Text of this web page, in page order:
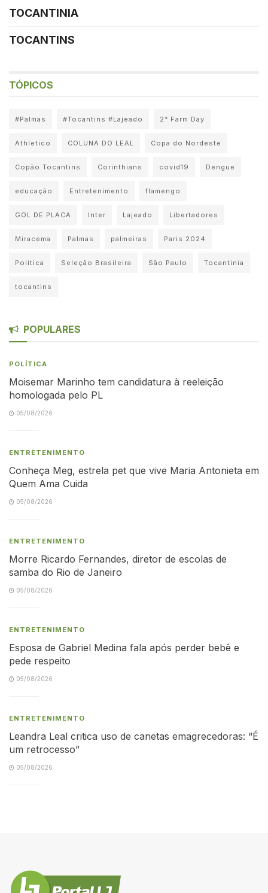
TOCANTINIA
TOCANTINS
TÓPICOS
#Palmas #Tocantins #Lajeado 2° Farm Day
Athletico COLUNA DO LEAL Copa do Nordeste
Copão Tocantins Corinthians covid19 Dengue
educação Entretenimento flamengo
GOL DE PLACA Inter Lajeado Libertadores
Miracema Palmas palmeiras Paris 2024
Política Seleção Brasileira São Paulo Tocantinia
tocantins
POPULARES
POLÍTICA
Moisemar Marinho tem candidatura à reeleição
homologada pelo PL
05/08/2026
ENTRETENIMENTO
Conheça Meg, estrela pet que vive Maria Antonieta em
Quem Ama Cuida
05/08/2026
ENTRETENIMENTO
Morre Ricardo Fernandes, diretor de escolas de
samba do Rio de Janeiro
05/08/2026
ENTRETENIMENTO
Esposa de Gabriel Medina fala após perder bebê e
pede respeito
05/08/2026
ENTRETENIMENTO
Leandra Leal critica uso de canetas emagrecedoras: “É
um retrocesso”
05/08/2026